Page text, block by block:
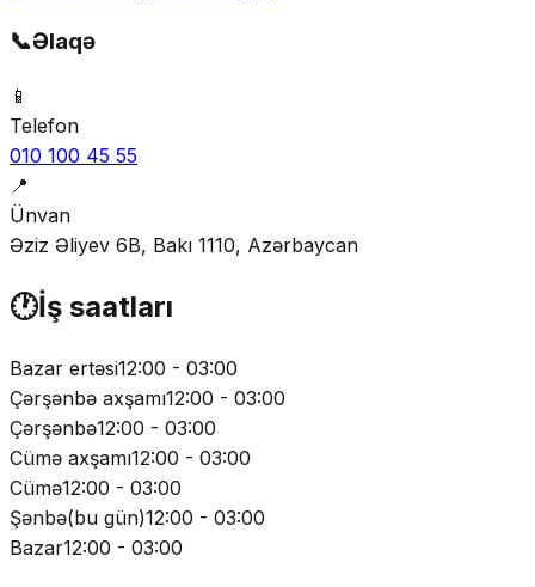
📞Əlaqə
📱
Telefon
010 100 45 55
📍
Ünvan
Əziz Əliyev 6B, Bakı 1110, Azərbaycan
🕐İş saatları
Bazar ertəsi12:00 - 03:00
Çərşənbə axşamı12:00 - 03:00
Çərşənbə12:00 - 03:00
Cümə axşamı12:00 - 03:00
Cümə12:00 - 03:00
Şənbə(bu gün)12:00 - 03:00
Bazar12:00 - 03:00